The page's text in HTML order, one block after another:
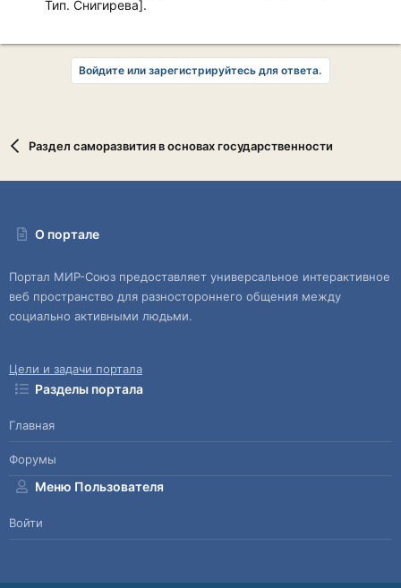
Тип. Снигирева].
Войдите или зарегистрируйтесь для ответа.
Раздел саморазвития в основах государственности
О портале
Портал МИР-Союз предоставляет универсальное интерактивное
веб пространство для разностороннего общения между
социально активными людьми.
Цели и задачи портала
Разделы портала
Главная
Форумы
Меню Пользователя
Войти